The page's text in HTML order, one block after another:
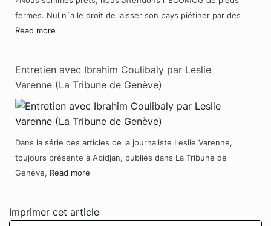
fermes. Nul n`a le droit de laisser son pays piétiner par des
Read more
Entretien avec Ibrahim Coulibaly par Leslie
Varenne (La Tribune de Genève)
Dans la série des articles de la journaliste Leslie Varenne,
toujours présente à Abidjan, publiés dans La Tribune de
Genève, Read more
Imprimer cet article